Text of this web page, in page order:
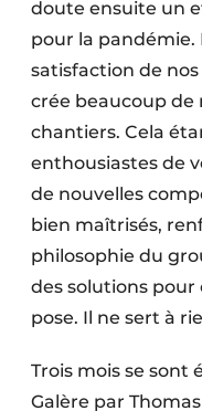
doute ensuite un
pour la pandémie.
satisfaction de
crée beaucoup de
chantiers. Cela
enthousiastes de
de nouvelles
bien maîtrisés,
philosophie du
des solutions
pose. Il ne sert à
Trois mois se sont
Galère par